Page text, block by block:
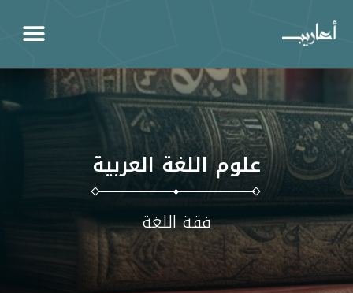
علوم اللغة العربية
فقة اللغة